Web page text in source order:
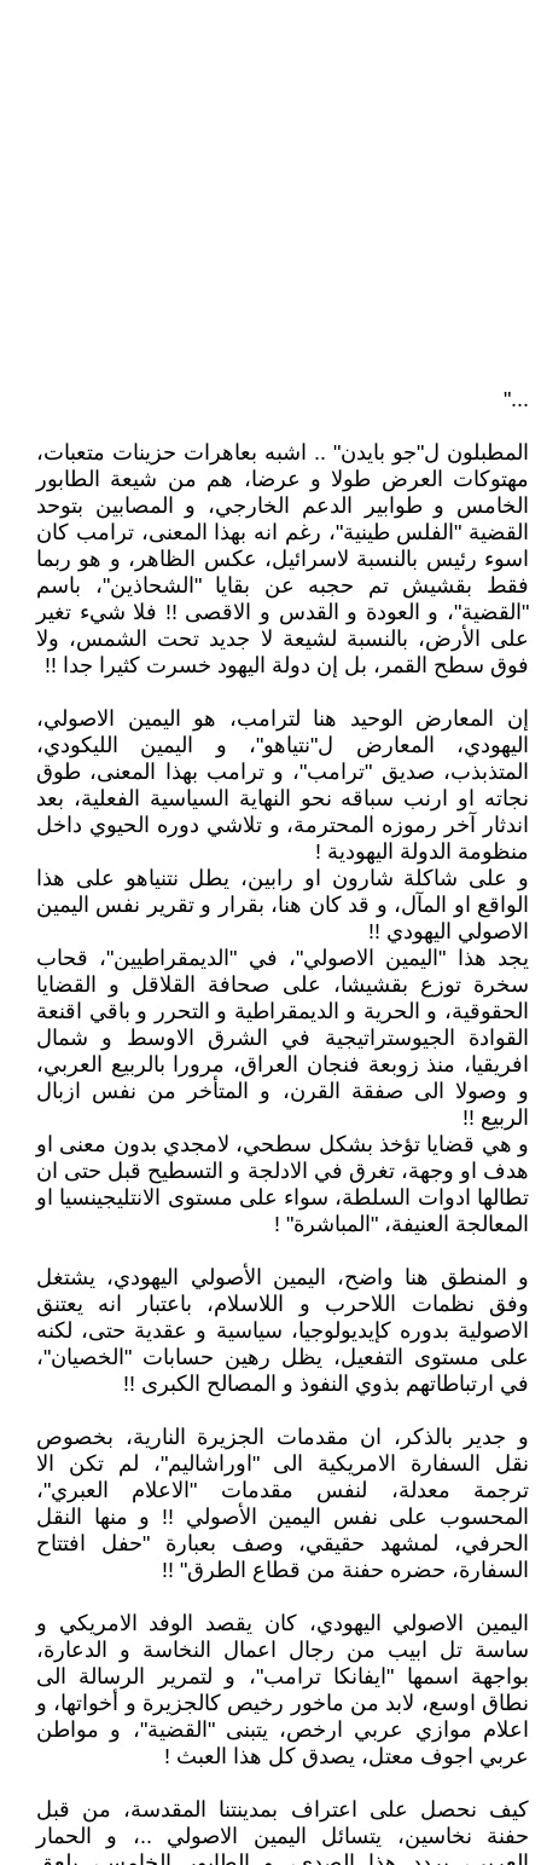
..."
المطبلون ل"جو بايدن" .. اشبه بعاهرات حزينات متعبات،
مهتوكات العرض طولا و عرضا، هم من شيعة الطابور
الخامس و طوابير الدعم الخارجي، و المصابين بتوحد
القضية "الفلس طينية"، رغم انه بهذا المعنى، ترامب كان
اسوء رئيس بالنسبة لاسرائيل، عكس الظاهر، و هو ربما
فقط بقشيش تم حجبه عن بقايا "الشحاذين"، باسم
"القضية"، و العودة و القدس و الاقصى !! فلا شيء تغير
على الأرض، بالنسبة لشيعة لا جديد تحت الشمس، ولا
فوق سطح القمر، بل إن دولة اليهود خسرت كثيرا جدا !!
إن المعارض الوحيد هنا لترامب، هو اليمين الاصولي،
اليهودي، المعارض ل"نتياهو"، و اليمين الليكودي،
المتذبذب، صديق "ترامب"، و ترامب بهذا المعنى، طوق
نجاته او ارنب سباقه نحو النهاية السياسية الفعلية، بعد
اندثار آخر رموزه المحترمة، و تلاشي دوره الحيوي داخل
منظومة الدولة اليهودية !
و على شاكلة شارون او رابين، يطل نتنياهو على هذا
الواقع او المآل، و قد كان هنا، بقرار و تقرير نفس اليمين
الاصولي اليهودي !!
يجد هذا "اليمين الاصولي"، في "الديمقراطيين"، قحاب
سخرة توزع بقشيشا، على صحافة القلاقل و القضايا
الحقوقية، و الحرية و الديمقراطية و التحرر و باقي اقنعة
القوادة الجيوستراتيجية في الشرق الاوسط و شمال
افريقيا، منذ زوبعة فنجان العراق، مرورا بالربيع العربي،
و وصولا الى صفقة القرن، و المتأخر من نفس ازبال
الربيع !!
و هي قضايا تؤخذ بشكل سطحي، لامجدي بدون معنى او
هدف او وجهة، تغرق في الادلجة و التسطيح قبل حتى ان
تطالها ادوات السلطة، سواء على مستوى الانتليجينسيا او
المعالجة العنيفة، "المباشرة" !
و المنطق هنا واضح، اليمين الأصولي اليهودي، يشتغل
وفق نظمات اللاحرب و اللاسلام، باعتبار انه يعتنق
الاصولية بدوره كإيديولوجيا، سياسية و عقدية حتى، لكنه
على مستوى التفعيل، يظل رهين حسابات "الخصيان"،
في ارتباطاتهم بذوي النفوذ و المصالح الكبرى !!
و جدير بالذكر، ان مقدمات الجزيرة النارية، بخصوص
نقل السفارة الامريكية الى "اوراشاليم"، لم تكن الا
ترجمة معدلة، لنفس مقدمات "الاعلام العبري"،
المحسوب على نفس اليمين الأصولي !! و منها النقل
الحرفي، لمشهد حقيقي، وصف بعبارة "حفل افتتاح
السفارة، حضره حفنة من قطاع الطرق" !!
اليمين الاصولي اليهودي، كان يقصد الوفد الامريكي و
ساسة تل ابيب من رجال اعمال النخاسة و الدعارة،
بواجهة اسمها "ايفانكا ترامب"، و لتمرير الرسالة الى
نطاق اوسع، لابد من ماخور رخيص كالجزيرة و أخواتها، و
اعلام موازي عربي ارخص، يتبنى "القضية"، و مواطن
عربي اجوف معتل، يصدق كل هذا العبث !
كيف نحصل على اعتراف بمدينتنا المقدسة، من قبل
حفنة نخاسين، يتسائل اليمين الاصولي ..، و الحمار